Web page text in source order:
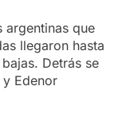
argentinas que
llegaron hasta
Detrás se
Edenor